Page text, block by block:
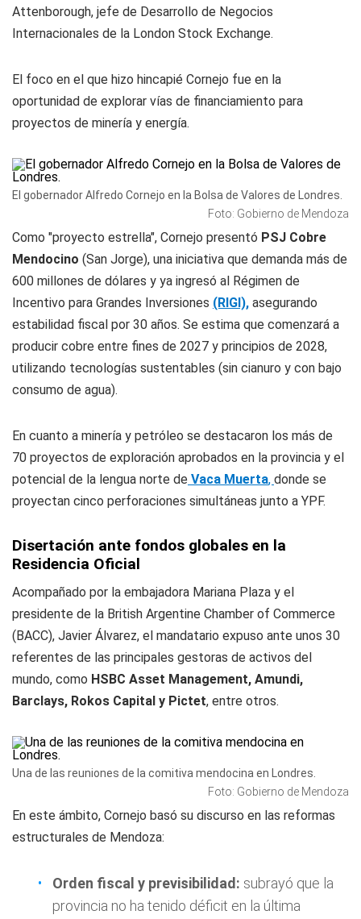
Attenborough, jefe de Desarrollo de Negocios
Internacionales de la London Stock Exchange.
El foco en el que hizo hincapié Cornejo fue en la
oportunidad de explorar vías de financiamiento para
proyectos de minería y energía.
El gobernador Alfredo Cornejo en la Bolsa de Valores de Londres.
Foto: Gobierno de Mendoza
Como "proyecto estrella", Cornejo presentó PSJ Cobre
Mendocino (San Jorge), una iniciativa que demanda más de
600 millones de dólares y ya ingresó al Régimen de
Incentivo para Grandes Inversiones (RIGI), asegurando
estabilidad fiscal por 30 años. Se estima que comenzará a
producir cobre entre fines de 2027 y principios de 2028,
utilizando tecnologías sustentables (sin cianuro y con bajo
consumo de agua).
En cuanto a minería y petróleo se destacaron los más de
70 proyectos de exploración aprobados en la provincia y el
potencial de la lengua norte de Vaca Muerta, donde se
proyectan cinco perforaciones simultáneas junto a YPF.
Disertación ante fondos globales en la
Residencia Oficial
Acompañado por la embajadora Mariana Plaza y el
presidente de la British Argentine Chamber of Commerce
(BACC), Javier Álvarez, el mandatario expuso ante unos 30
referentes de las principales gestoras de activos del
mundo, como HSBC Asset Management, Amundi,
Barclays, Rokos Capital y Pictet, entre otros.
Una de las reuniones de la comitiva mendocina en Londres.
Foto: Gobierno de Mendoza
En este ámbito, Cornejo basó su discurso en las reformas
estructurales de Mendoza:
Orden fiscal y previsibilidad: subrayó que la
provincia no ha tenido déficit en la última